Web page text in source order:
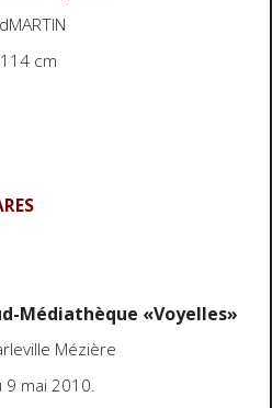
cm
Médiathèque «Voyelles»
Mézière
9 mai 2010.